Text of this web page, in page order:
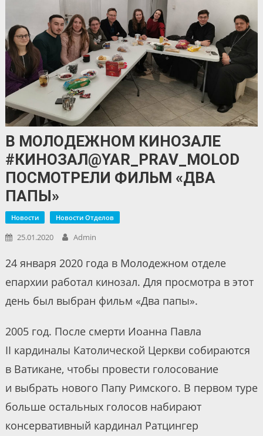
В МОЛОДЕЖНОМ КИНОЗАЛЕ
#КИНОЗАЛ@YAR_PRAV_MOLOD
ПОСМОТРЕЛИ ФИЛЬМ «ДВА
ПАПЫ»
Новости Новости Отделов
25.01.2020 Admin
24 января 2020 года в Молодежном отделе
епархии работал кинозал. Для просмотра в этот
день был выбран фильм «Два папы».
2005 год. После смерти Иоанна Павла
II кардиналы Католической Церкви собираются
в Ватикане, чтобы провести голосование
и выбрать нового Папу Римского. В первом туре
больше остальных голосов набирают
консервативный кардинал Ратцингер